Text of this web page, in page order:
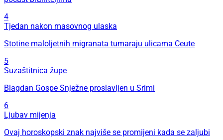
4
Tjedan nakon masovnog ulaska
Stotine maloljetnih migranata tumaraju ulicama Ceute
5
Suzaštitnica župe
Blagdan Gospe Snježne proslavljen u Srimi
6
Ljubav mijenja
Ovaj horoskopski znak najviše se promijeni kada se zaljubi